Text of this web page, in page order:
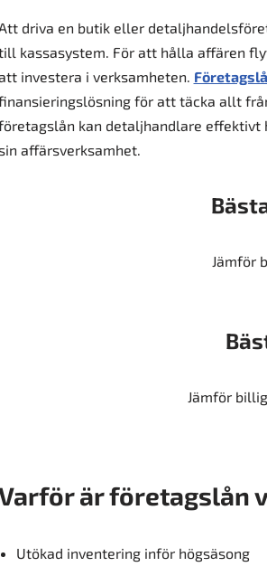
Att driva en butik eller
kassasystem. För att hålla affären
investera i verksamheten.
för att täcka allt
kan detaljhandlare effektivt
affärsverksamhet.
Jämför
Jämför
är företagslån
Utökad inventering inför högsäsong